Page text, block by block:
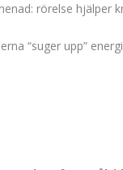
rörelse hjälper
“suger upp”